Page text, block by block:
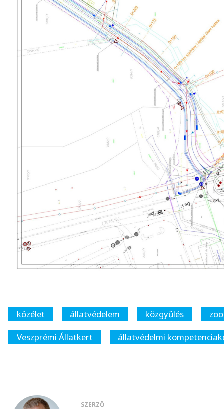
közélet állatvédelem közgyűlés
zoo
Veszprémi Állatkert
állatvédelmi
SZERZŐ